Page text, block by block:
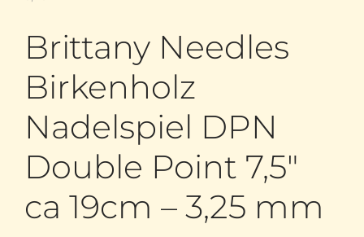
Brittany Needles
Birkenholz
Nadelspiel DPN
Double Point 7,5″
ca 19cm – 3,25 mm